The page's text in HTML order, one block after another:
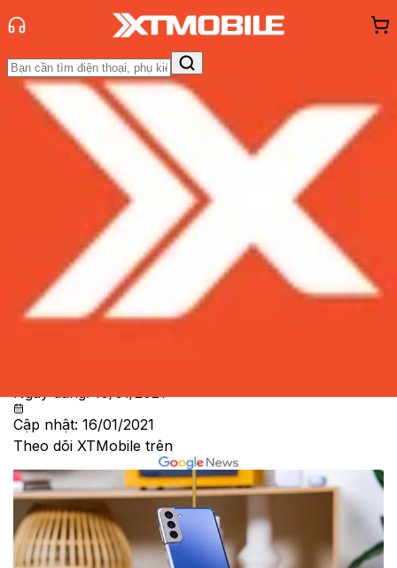
Trang chủ
Tin tức
Tin Mới
Đánh Giá - Trên TaySo Sánh Tư vấnKhuyến
Hỏi đáp App - Game Thông báo
hàng - Sự kiện
Trên tay Galaxy S21 Plus: Phiên bản
mang theo những giá trị flagship
truyền thống trong thế hệ năm nay
Ngày đăng:16/01/2021
Cập nhật: 16/01/2021
Theo dõi XTMobile trên